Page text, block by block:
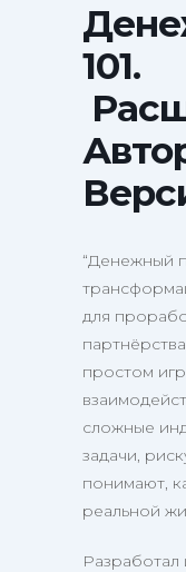
101.
“Денежный
для
простом
сложные
задачи,
понимают,
реальной